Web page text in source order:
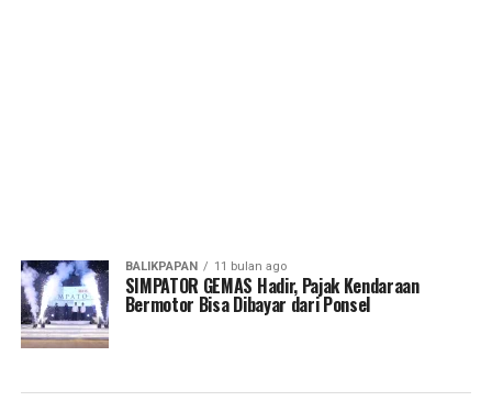
BALIKPAPAN 11 bulan ago
SIMPATOR GEMAS Hadir, Pajak Kendaraan
Bermotor Bisa Dibayar dari Ponsel